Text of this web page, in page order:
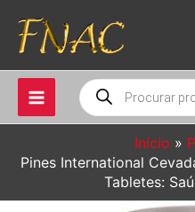
para
conteúdo
Pesquisar
produtos
Início
Pines International
Tabletes: